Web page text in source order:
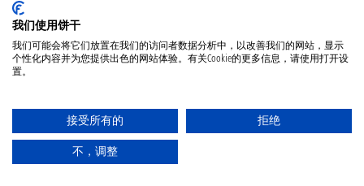
我们使用饼干
我们可能会将它们放置在我们的访问者数据分析中，以改善我们的网站，显示
个性化内容并为您提供出色的网站体验。有关Cookie的更多信息，请使用打开设
置。
接受所有的 拒绝
不，调整